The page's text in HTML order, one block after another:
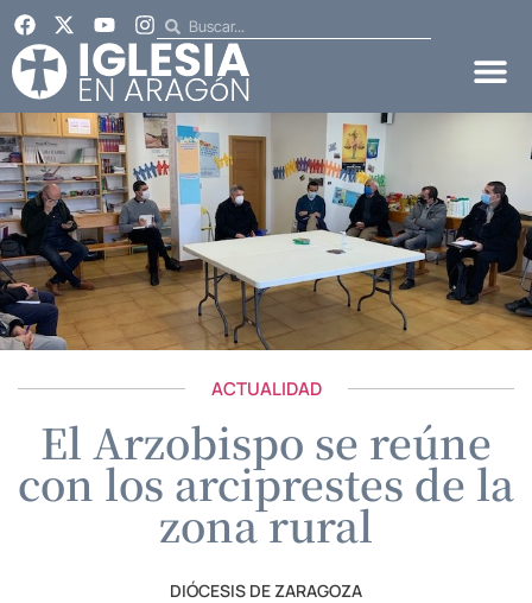
ACTUALIDAD
El Arzobispo se reúne
con los arciprestes de la
zona rural
DIÓCESIS DE ZARAGOZA